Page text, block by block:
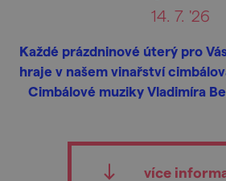
14. 7. '26
Každé prázdninové úterý pro
hraje v našem vinařství
Cimbálové muziky Vladimíra
více